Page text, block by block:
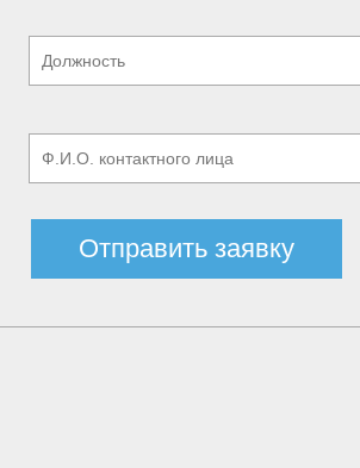
Отправить заявку